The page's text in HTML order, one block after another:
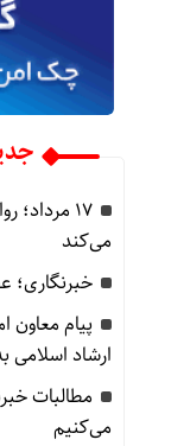
۱۷
می‌کند
پیام معاون
ارشاد اسلامی
مطالبات
می‌کنیم